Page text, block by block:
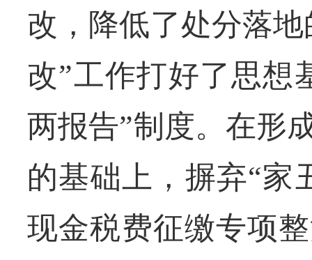
改，降低了处分落
改”工作打好了思想
两报告”制度。在形
的基础上，摒弃“家
现金税费征缴专项